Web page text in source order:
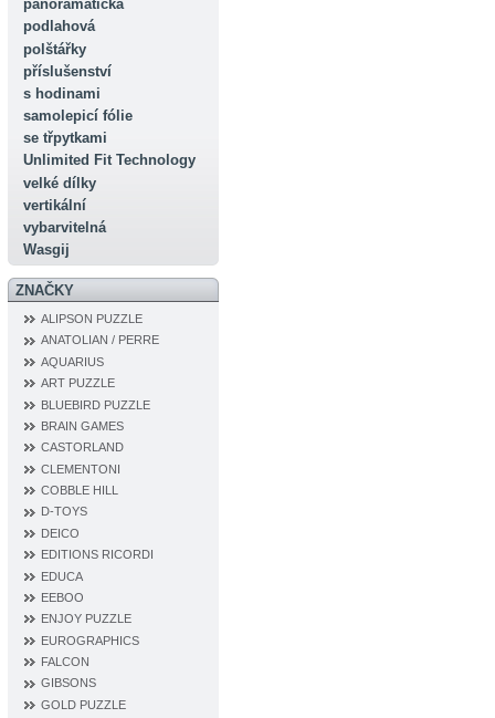
panoramatická
podlahová
polštářky
příslušenství
s hodinami
samolepicí fólie
se třpytkami
Unlimited Fit Technology
velké dílky
vertikální
vybarvitelná
Wasgij
ZNAČKY
ALIPSON PUZZLE
ANATOLIAN / PERRE
AQUARIUS
ART PUZZLE
BLUEBIRD PUZZLE
BRAIN GAMES
CASTORLAND
CLEMENTONI
COBBLE HILL
D‐TOYS
DEICO
EDITIONS RICORDI
EDUCA
EEBOO
ENJOY PUZZLE
EUROGRAPHICS
FALCON
GIBSONS
GOLD PUZZLE